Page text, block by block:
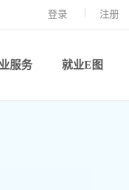
登录 注册
服务 就业E图